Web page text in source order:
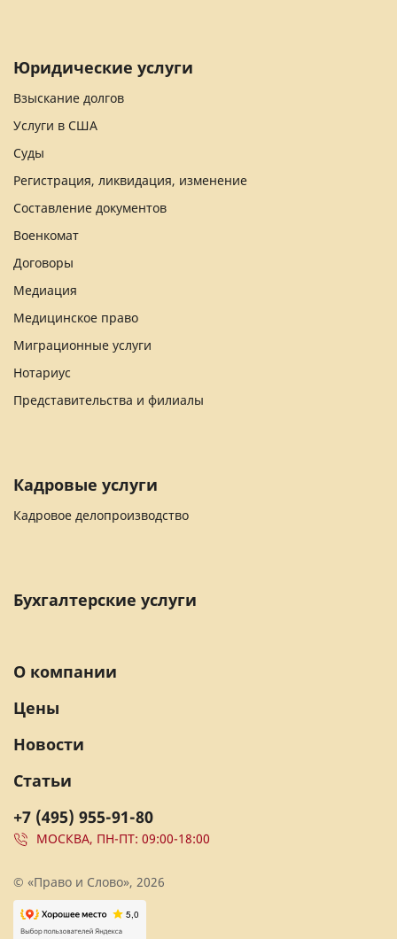
Юридические услуги
Взыскание долгов
Услуги в США
Суды
Регистрация, ликвидация, изменение
Составление документов
Военкомат
Договоры
Медиация
Медицинское право
Миграционные услуги
Нотариус
Представительства и филиалы
Кадровые услуги
Кадровое делопроизводство
Бухгалтерские услуги
+7 (495) 955-91-80
МОСКВА, ПН-ПТ: 09:00-18:00
О компании
Цены
Новости
Статьи
© «Право и Слово», 2026